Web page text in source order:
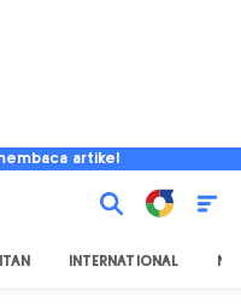
artikel
INTERNATIONAL